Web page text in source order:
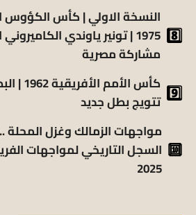
النسخة الاولي | كأس الكؤوس
1975 | تونير ياوندي
مشاركة مصرية
كأس
تتويج بطل جديد
مواجهات الزمالك وغزل
السجل التاريخي لمواجهات
2025